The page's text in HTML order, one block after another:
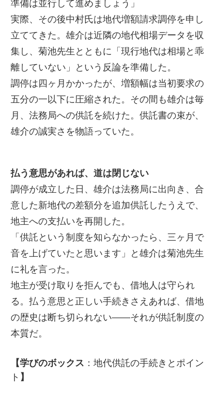
準備は並行して進めましょう」
実際、その後中村氏は地代増額請求調停を申し
立ててきた。雄介は近隣の地代相場データを収
集し、菊池先生とともに「現行地代は相場と乖
離していない」という反論を準備した。
調停は四ヶ月かかったが、増額幅は当初要求の
五分の一以下に圧縮された。その間も雄介は毎
月、法務局への供託を続けた。供託書の束が、
雄介の誠実さを物語っていた。
払う意思があれば、道は閉じない
調停が成立した日、雄介は法務局に出向き、合
意した新地代の差額分を追加供託したうえで、
地主への支払いを再開した。
「供託という制度を知らなかったら、三ヶ月で
音を上げていたと思います」と雄介は菊池先生
に礼を言った。
地主が受け取りを拒んでも、借地人は守られ
る。払う意思と正しい手続きさえあれば、借地
の歴史は断ち切られない——それが供託制度の
本質だ。
【学びのボックス ：地代供託の手続きとポイン
ト 】